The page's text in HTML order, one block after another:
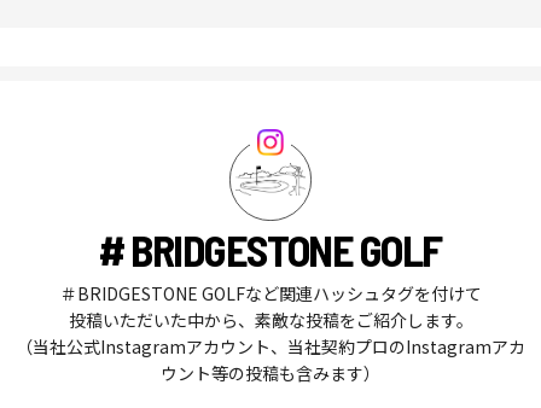
# BRIDGESTONE GOLF
＃BRIDGESTONE GOLFなど関連ハッシュタグを付けて
投稿いただいた中から、素敵な投稿をご紹介します。
（当社公式Instagramアカウント、当社契約プロのInstagramアカ
ウント等の投稿も含みます）